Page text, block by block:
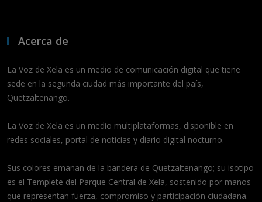
Acerca de
La Voz de Xela es un medio de comunicación digital que tiene
sede en la segunda ciudad más importante del país,
Quetzaltenango.
La Voz de Xela es un medio multiplataformas, disponible en
redes sociales, portal de noticias y diario digital nocturno.
Sus colores emanan de la bandera de Quetzaltenango; su isotipo
es el Templete del Parque Central de Xela, sostenido por manos
que representan fuerza, compromiso y participación ciudadana.